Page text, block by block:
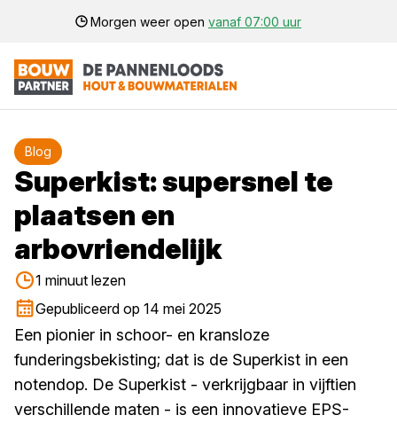
Morgen weer open vanaf 07:00 uur
Blog
Superkist: supersnel te
plaatsen en
arbovriendelijk
1 minuut lezen
Gepubliceerd op 14 mei 2025
Een pionier in schoor- en kransloze
funderingsbekisting; dat is de Superkist in een
notendop. De Superkist - verkrijgbaar in vijftien
verschillende maten - is een innovatieve EPS-